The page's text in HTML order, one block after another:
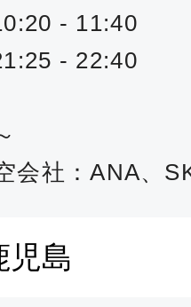
- 11:40
- 22:40
会社：ANA、